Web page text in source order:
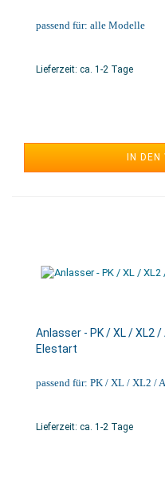
passend für: alle Modelle
Lieferzeit: ca. 1-2 Tage
IN
Anlasser - PK / XL / XL2
Elestart
passend für: PK / XL / XL2 /
Lieferzeit: ca. 1-2 Tage